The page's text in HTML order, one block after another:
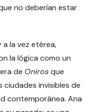
no deberían estar
la vez etérea,
la lógica como un
de Onirosque
ciudades invisibles de
contemporánea. Ana